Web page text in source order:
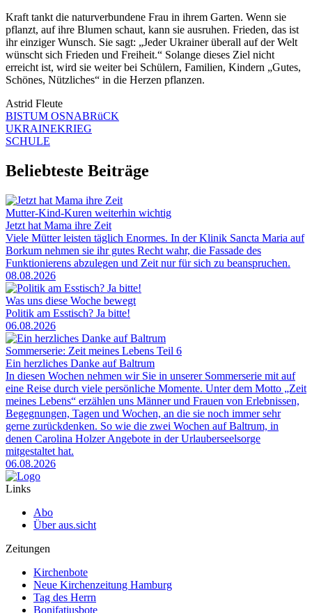
Kraft tankt die naturverbundene Frau in ihrem Garten. Wenn sie
pflanzt, auf ihre Blumen schaut, kann sie ausruhen. Frieden, das ist
ihr einziger Wunsch. Sie sagt: „Jeder Ukrainer überall auf der Welt
wünscht sich Frieden und Freiheit.“ Solange dieses Ziel nicht
erreicht ist, wird sie weiter bei Schülern, Familien, Kindern „Gutes,
Schönes, Nützliches“ in die Herzen pflanzen.
Astrid Fleute
BISTUM OSNABRüCK
UKRAINEKRIEG
SCHULE
Beliebteste Beiträge
Mutter-Kind-Kuren weiterhin wichtig
Jetzt hat Mama ihre Zeit
Viele Mütter leisten täglich Enormes. In der Klinik Sancta Maria auf
Borkum nehmen sie ihr gutes Recht wahr, die Fassade des
Funktionierens abzulegen und Zeit nur für sich zu beanspruchen.
08.08.2026
Was uns diese Woche bewegt
Politik am Esstisch? Ja bitte!
06.08.2026
Sommerserie: Zeit meines Lebens Teil 6
Ein herzliches Danke auf Baltrum
In diesen Wochen nehmen wir Sie in unserer Sommerserie mit auf
eine Reise durch viele persönliche Momente. Unter dem Motto „Zeit
meines Lebens“ erzählen uns Männer und Frauen von Erlebnissen,
Begegnungen, Tagen und Wochen, an die sie noch immer sehr
gerne zurückdenken. So wie die zwei Wochen auf Baltrum, in
denen Carolina Holzer Angebote in der Urlauberseelsorge
mitgestaltet hat.
06.08.2026
Links
Abo
Über aus.sicht
Zeitungen
Kirchenbote
Neue Kirchenzeitung Hamburg
Tag des Herrn
Bonifatiusbote